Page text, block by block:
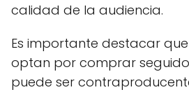
calidad de la audiencia.
Es importante destacar
optan por comprar
puede ser